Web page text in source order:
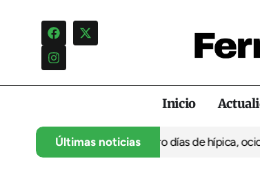
Inicio
Últimas noticias
aniversario con cuatro días de hípica, ocio familiar